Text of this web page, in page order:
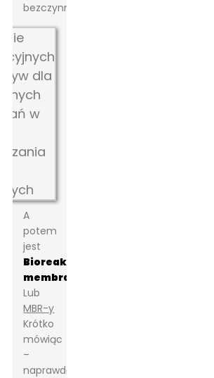
bezczynnie.
A
potem
jest
Bioreaktor
membranowy
Lub
MBR-y
Krótko
mówiąc
–
naprawdę